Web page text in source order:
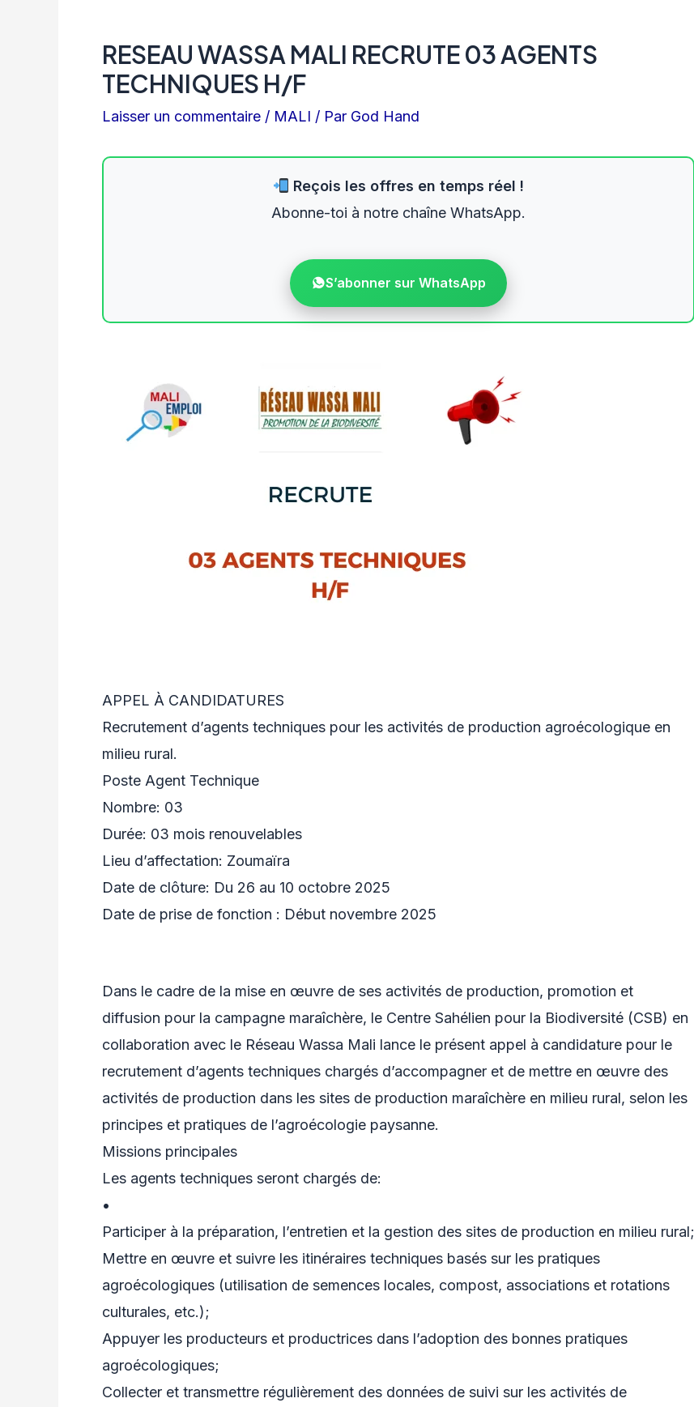
RESEAU WASSA MALI RECRUTE 03 AGENTS
TECHNIQUES H/F
Laisser un commentaire / MALI / Par God Hand
Reçois les offres en temps réel !
Abonne-toi à notre chaîne WhatsApp.
S’abonner sur WhatsApp
APPEL À CANDIDATURES
Recrutement d’agents techniques pour les activités de production agroécologique en
milieu rural.
Poste Agent Technique
Nombre: 03
Durée: 03 mois renouvelables
Lieu d’affectation: Zoumaïra
Date de clôture: Du 26 au 10 octobre 2025
Date de prise de fonction : Début novembre 2025
Dans le cadre de la mise en œuvre de ses activités de production, promotion et
diffusion pour la campagne maraîchère, le Centre Sahélien pour la Biodiversité (CSB) en
collaboration avec le Réseau Wassa Mali lance le présent appel à candidature pour le
recrutement d’agents techniques chargés d’accompagner et de mettre en œuvre des
activités de production dans les sites de production maraîchère en milieu rural, selon les
principes et pratiques de l’agroécologie paysanne.
Missions principales
Les agents techniques seront chargés de:
•
Participer à la préparation, l’entretien et la gestion des sites de production en milieu rural;
Mettre en œuvre et suivre les itinéraires techniques basés sur les pratiques
agroécologiques (utilisation de semences locales, compost, associations et rotations
culturales, etc.);
Appuyer les producteurs et productrices dans l’adoption des bonnes pratiques
agroécologiques;
Collecter et transmettre régulièrement des données de suivi sur les activités de